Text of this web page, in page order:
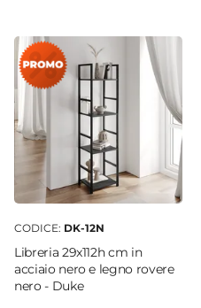
CODICE: DK-12N
Libreria 29x112h cm in
acciaio nero e legno rovere
nero - Duke